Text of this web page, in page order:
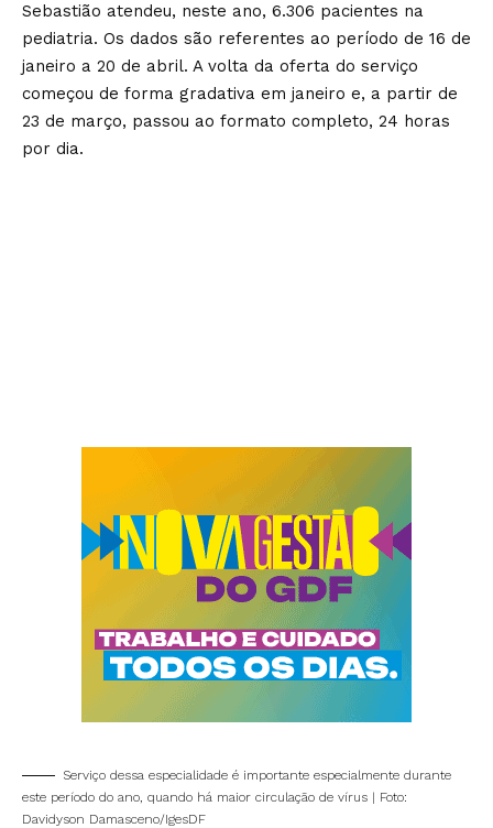
Sebastião atendeu, neste ano, 6.306 pacientes na
pediatria. Os dados são referentes ao período de 16 de
janeiro a 20 de abril. A volta da oferta do serviço
começou de forma gradativa em janeiro e, a partir de
23 de março, passou ao formato completo, 24 horas
por dia.
Serviço dessa especialidade é importante especialmente durante
este período do ano, quando há maior circulação de vírus | Foto:
Davidyson Damasceno/IgesDF